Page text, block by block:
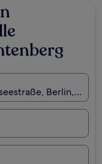
Berlin,